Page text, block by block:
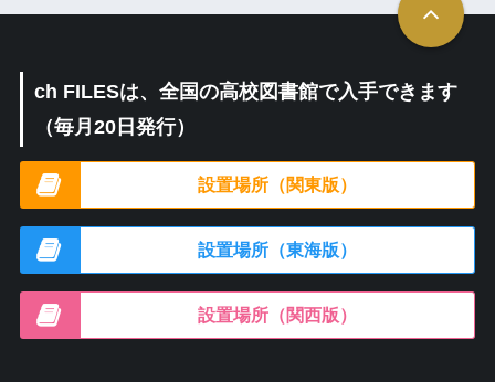
ch FILESは、全国の高校図書館で入手できます
（毎月20日発行）
設置場所（関東版）
設置場所（東海版）
設置場所（関西版）